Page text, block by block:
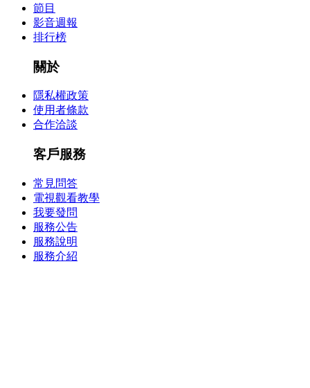
節目
影音週報
排行榜
關於
隱私權政策
使用者條款
合作洽談
客戶服務
常見問答
電視觀看教學
我要發問
服務公告
服務說明
服務介紹